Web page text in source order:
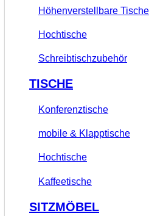
Höhenverstellbare Tische
Hochtische
Schreibtischzubehör
TISCHE
Konferenztische
mobile & Klapptische
Hochtische
Kaffeetische
SITZMÖBEL